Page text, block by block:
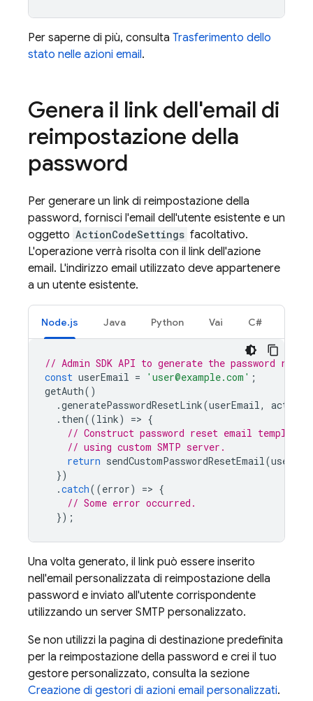
Per saperne di più, consulta Trasferimento dello
stato nelle azioni email.
Genera il link dell'email di
reimpostazione della
password
Per generare un link di reimpostazione della
password, fornisci l'email dell'utente esistente e un
oggetto ActionCodeSettings facoltativo.
L'operazione verrà risolta con il link dell'azione
email. L'indirizzo email utilizzato deve appartenere
a un utente esistente.
Node.js Java Python Vai C#
// Admin SDK API to generate the password
const userEmail = 'user@example.com' ;
getAuth()
.generatePasswordResetLink(userEmail,
. then((link) => {
// Construct password reset email template,
// using custom SMTP server.
return sendCustomPasswordResetEmail(
})
.catch((error) => {
// Some error occurred.
});
Una volta generato, il link può essere inserito
nell'email personalizzata di reimpostazione della
password e inviato all'utente corrispondente
utilizzando un server SMTP personalizzato.
Se non utilizzi la pagina di destinazione predefinita
per la reimpostazione della password e crei il tuo
gestore personalizzato, consulta la sezione
Creazione di gestori di azioni email personalizzati.